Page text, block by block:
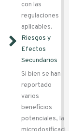
con las
regulaciones
aplicables.
Riesgos y
Efectos
Secundarios
Si bien se han
reportado
varios
beneficios
potenciales, la